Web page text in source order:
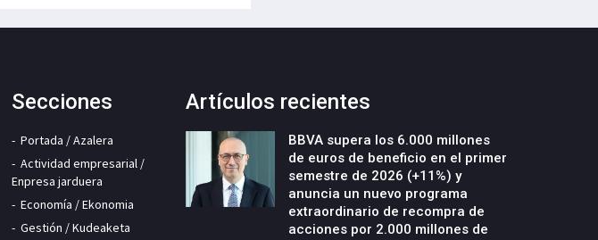
Secciones
Portada / Azalera
Actividad empresarial /
Enpresa jarduera
Economía / Ekonomia
Gestión / Kudeaketa
Artículos recientes
BBVA supera los 6.000 millones
de euros de beneficio en el primer
semestre de 2026 (+11%) y
anuncia un nuevo programa
extraordinario de recompra de
acciones por 2.000 millones de